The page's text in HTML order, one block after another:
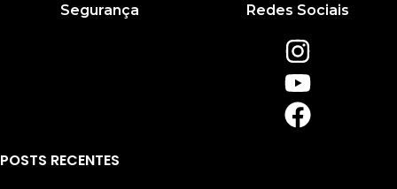
Segurança
Redes Sociais
POSTS RECENTES